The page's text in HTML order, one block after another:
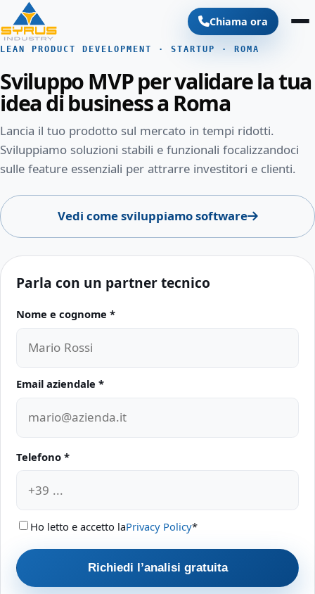
Chiama ora
LEAN PRODUCT DEVELOPMENT · STARTUP · ROMA
Sviluppo MVP per validare la tua
idea di business a Roma
Lancia il tuo prodotto sul mercato in tempi ridotti.
Sviluppiamo soluzioni stabili e funzionali focalizzandoci
sulle feature essenziali per attrarre investitori e clienti.
Vedi come sviluppiamo software
Parla con un partner tecnico
Non compilare questo campo
Nome e cognome *
Email aziendale *
Telefono *
Ho letto e accetto laPrivacy Policy*
Richiedi l’analisi gratuita